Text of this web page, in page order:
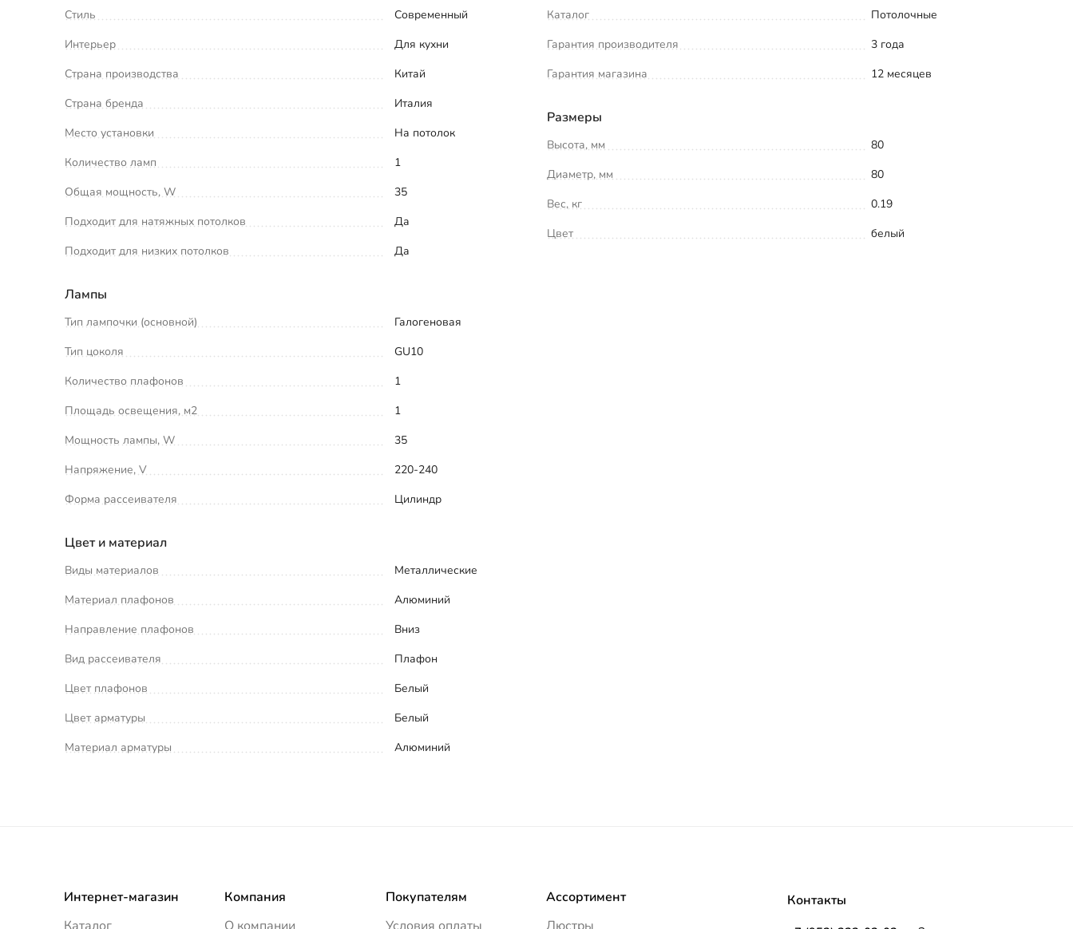
Стиль
Современный
Интерьер
Для кухни
Страна производства
Китай
Страна бренда
Италия
Место установки
На потолок
Количество ламп
1
Общая мощность, W
35
Подходит для натяжных потолков
Да
Подходит для низких потолков
Да
Лампы
Тип лампочки (основной)
Галогеновая
Тип цоколя
GU10
Количество плафонов
1
Площадь освещения, м2
1
Мощность лампы, W
35
Напряжение, V
220-240
Форма рассеивателя
Цилиндр
Цвет и материал
Виды материалов
Металлические
Материал плафонов
Алюминий
Направление плафонов
Вниз
Вид рассеивателя
Плафон
Цвет плафонов
Белый
Цвет арматуры
Белый
Материал арматуры
Алюминий
Каталог
Потолочные
Гарантия производителя
3 года
Гарантия магазина
12 месяцев
Размеры
Высота, мм
80
Диаметр, мм
80
Вес, кг
0.19
Цвет
белый
Интернет-магазин
Компания
Покупателям
Ассортимент
Контакты